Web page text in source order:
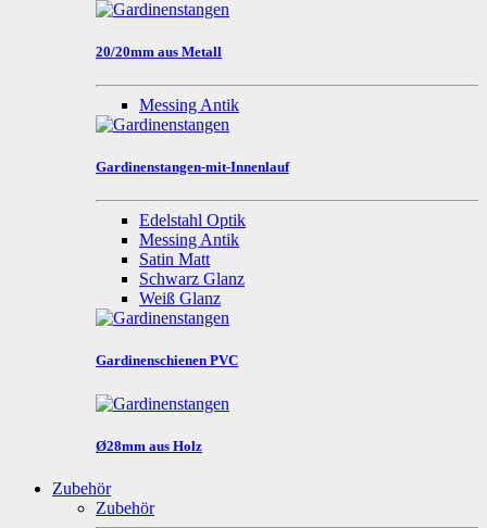
20/20mm aus Metall
Messing Antik
Gardinenstangen-mit-Innenlauf
Edelstahl Optik
Messing Antik
Satin Matt
Schwarz Glanz
Weiß Glanz
Gardinenschienen PVC
Ø28mm aus Holz
Zubehör
Zubehör